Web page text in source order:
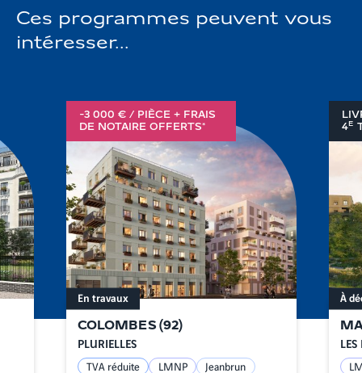
Ces programmes peuvent vous
intéresser...
-3 000 € / PIÈCE + FRAIS
DE NOTAIRE OFFERTS*
COLOMBES(92)
PLURIELLES
En travaux
TVA réduite LMNP Jeanbrun
4E
LES
À